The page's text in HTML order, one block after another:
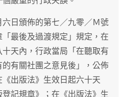
日頒佈的第七／九零／Ｍ號
最後及過渡規定」規定，在
十天內，行政當局「在聽取有
有關社團之意見後」，公佈
《出版法》生效日起六十天
記規章》；在《出版法》生